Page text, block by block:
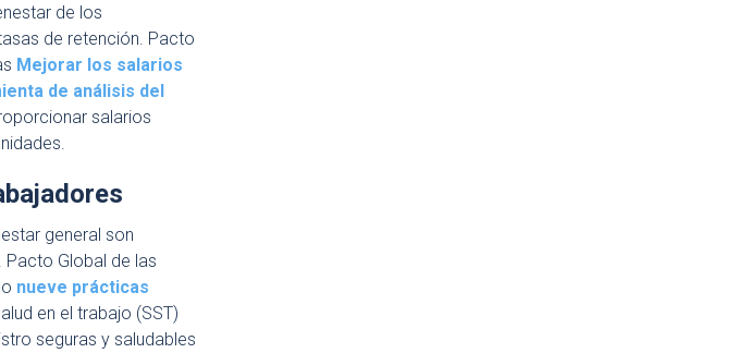
de los
de retención. Pacto
Mejorar los salarios
de análisis del
salarios
general son
Global de las
nueve prácticas
en el trabajo (SST)
seguras y saludables